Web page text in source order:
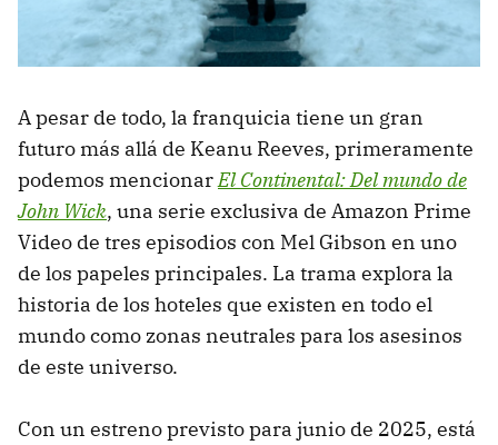
A pesar de todo, la franquicia tiene un gran
futuro más allá de Keanu Reeves, primeramente
podemos mencionarEl Continental: Del mundo de
John Wick, una serie exclusiva de Amazon Prime
Video de tres episodios con Mel Gibson en uno
de los papeles principales. La trama explora la
historia de los hoteles que existen en todo el
mundo como zonas neutrales para los asesinos
de este universo.
Con un estreno previsto para junio de 2025, está